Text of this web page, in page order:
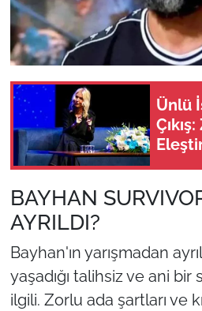
Ünlü
BAYHAN
AYRILDI?
Bayhan'ın yarışmadan
yaşadığı talihsiz ve ani bir
ilgili. Zorlu ada şartları ve